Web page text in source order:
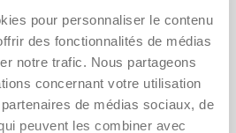
pour personnaliser le contenu
des fonctionnalités de médias
notre trafic. Nous partageons
concernant votre utilisation
de médias sociaux, de
peuvent les combiner avec
le
Comment utiliser
un sac de nuit
Conveen®Moveen